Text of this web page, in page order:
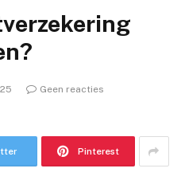
Geen reacties
Pinterest